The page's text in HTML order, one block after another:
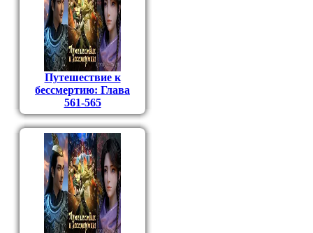
Путешествие к
бессмертию: Глава
561-565